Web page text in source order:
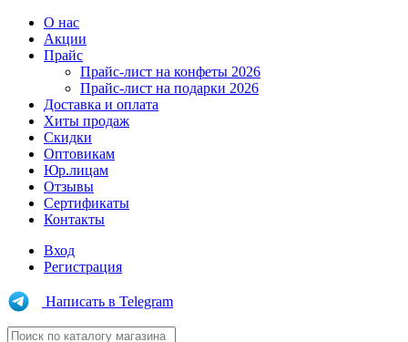
О нас
Акции
Прайс
Прайс-лист на конфеты 2026
Прайс-лист на подарки 2026
Доставка и оплата
Хиты продаж
Скидки
Оптовикам
Юр.лицам
Отзывы
Сертификаты
Контакты
Вход
Регистрация
Написать в Telegram